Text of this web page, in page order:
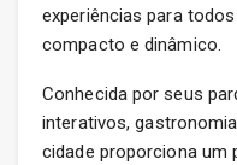
experiências para
compacto e dinâmico.
Conhecida por seus
interativos,
cidade proporciona um